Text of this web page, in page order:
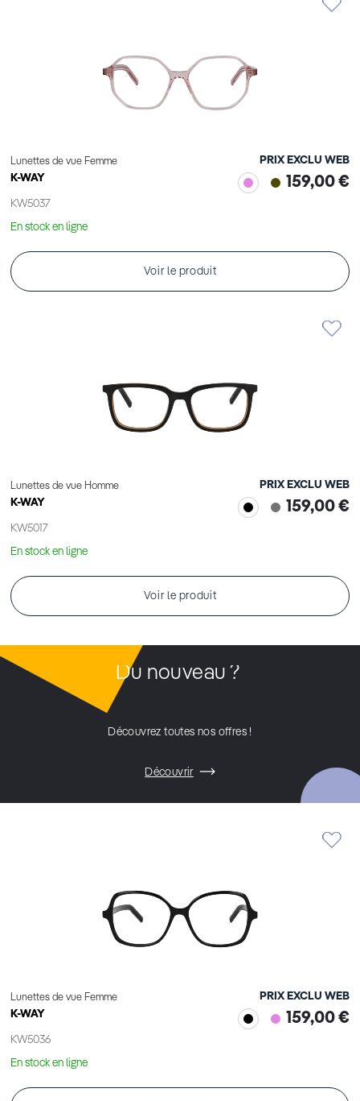
Lunettes de vue Femme
K-WAY
KW5037
PRIX EXCLU WEB
159,00 €
En stock en ligne
Voir le produit
Lunettes de vue Homme
K-WAY
KW5017
PRIX EXCLU WEB
159,00 €
En stock en ligne
Voir le produit
Du nouveau ?
Découvrez toutes nos offres !
Découvrir
Lunettes de vue Femme
K-WAY
KW5036
PRIX EXCLU WEB
159,00 €
En stock en ligne